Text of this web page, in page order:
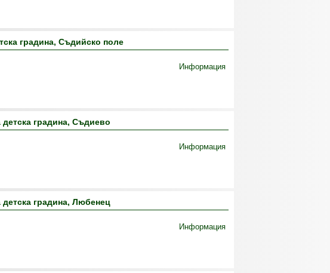
градина, Съдийско поле
Информация
градина, Съдиево
Информация
градина, Любенец
Информация